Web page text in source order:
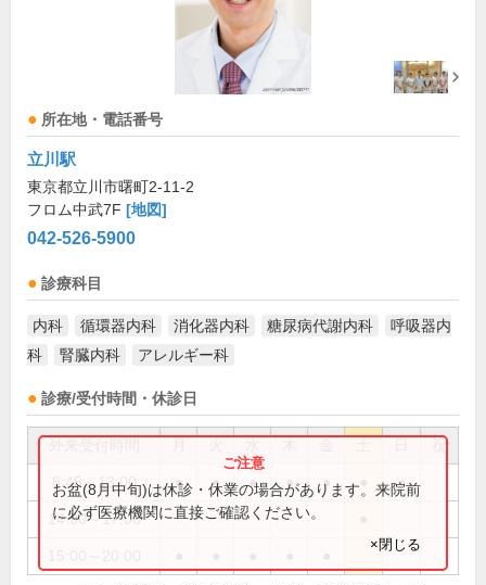
所在地・電話番号
立川駅
東京都立川市曙町2-11-2
フロム中武7F [地図]
042-526-5900
診療科目
内科 循環器内科 消化器内科 糖尿病代謝内科
呼吸器内
科
腎臓内科 アレルギー科
診療/受付時間・休診日
祝
8:45～13:00 ● ● ● ● ● ●
14:00～17:00
お盆(8月中旬)は休診・休業の場合があります。来院前
に必ず医療機関に直接ご確認ください。
×閉じる